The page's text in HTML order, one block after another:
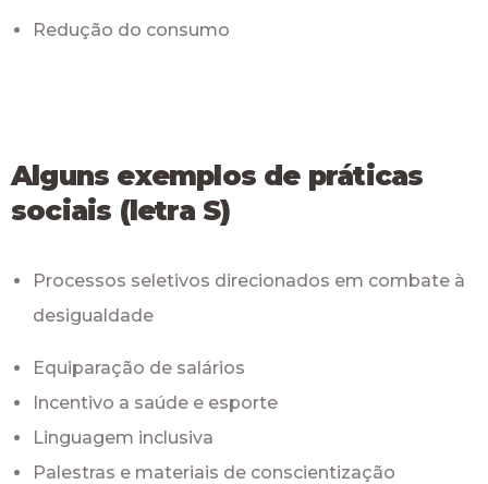
Redução do consumo
Alguns exemplos de práticas
sociais (letra S)
Processos seletivos direcionados em combate à
desigualdade
Equiparação de salários
Incentivo a saúde e esporte
Linguagem inclusiva
Palestras e materiais de conscientização